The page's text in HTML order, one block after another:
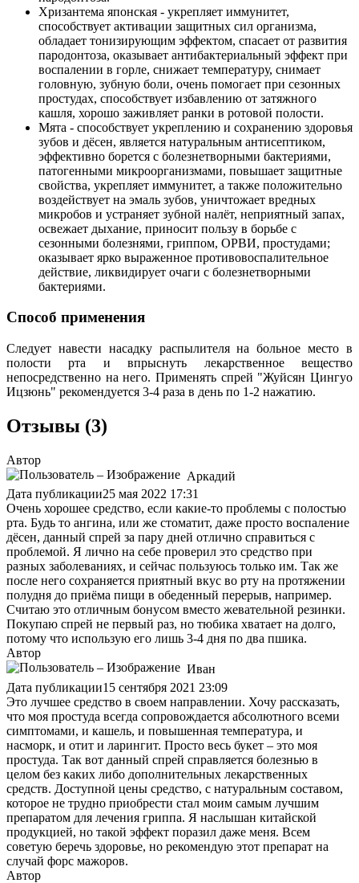
Хризантема японская - укрепляет иммунитет,
способствует активации защитных сил организма,
обладает тонизирующим эффектом, спасает от развития
пародонтоза, оказывает антибактериальный эффект при
воспалении в горле, снижает температуру, снимает
головную, зубную боли, очень помогает при сезонных
простудах, способствует избавлению от затяжного
кашля, хорошо заживляет ранки в ротовой полости.
Мята - способствует укреплению и сохранению здоровья
зубов и дёсен, является натуральным антисептиком,
эффективно борется с болезнетворными бактериями,
патогенными микроорганизмами, повышает защитные
свойства, укрепляет иммунитет, а также положительно
воздействует на эмаль зубов, уничтожает вредных
микробов и устраняет зубной налёт, неприятный запах,
освежает дыхание, приносит пользу в борьбе с
сезонными болезнями, гриппом, ОРВИ, простудами;
оказывает ярко выраженное противовоспалительное
действие, ликвидирует очаги с болезнетворными
бактериями.
Способ применения
Следует навести насадку распылителя на больное место в
полости рта и впрыснуть лекарственное вещество
непосредственно на него. Применять спрей "Жуйсян Цингуо
Ицзюнь" рекомендуется 3-4 раза в день по 1-2 нажатию.
Отзывы (3)
Автор
Аркадий
Дата публикации25 мая 2022 17:31
Очень хорошее средство, если какие-то проблемы с полостью
рта. Будь то ангина, или же стоматит, даже просто воспаление
дёсен, данный спрей за пару дней отлично справиться с
проблемой. Я лично на себе проверил это средство при
разных заболеваниях, и сейчас пользуюсь только им. Так же
после него сохраняется приятный вкус во рту на протяжении
полудня до приёма пищи в обеденный перерыв, например.
Считаю это отличным бонусом вместо жевательной резинки.
Покупаю спрей не первый раз, но тюбика хватает на долго,
потому что использую его лишь 3-4 дня по два пшика.
Автор
Иван
Дата публикации15 сентября 2021 23:09
Это лучшее средство в своем направлении. Хочу рассказать,
что моя простуда всегда сопровождается абсолютного всеми
симптомами, и кашель, и повышенная температура, и
насморк, и отит и ларингит. Просто весь букет – это моя
простуда. Так вот данный спрей справляется болезнью в
целом без каких либо дополнительных лекарственных
средств. Доступной цены средство, с натуральным составом,
которое не трудно приобрести стал моим самым лучшим
препаратом для лечения гриппа. Я наслышан китайской
продукцией, но такой эффект поразил даже меня. Всем
советую беречь здоровье, но рекомендую этот препарат на
случай форс мажоров.
Автор